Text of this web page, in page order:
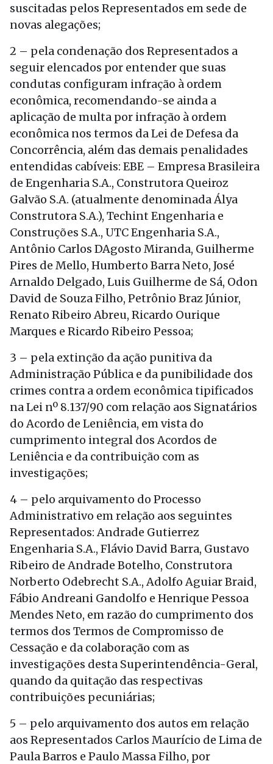
suscitadas pelos Representados em sede de
novas alegações;
2 – pela condenação dos Representados a
seguir elencados por entender que suas
condutas configuram infração à ordem
econômica, recomendando-se ainda a
aplicação de multa por infração à ordem
econômica nos termos da Lei de Defesa da
Concorrência, além das demais penalidades
entendidas cabíveis: EBE – Empresa Brasileira
de Engenharia S.A., Construtora Queiroz
Galvão S.A. (atualmente denominada Álya
Construtora S.A.), Techint Engenharia e
Construções S.A., UTC Engenharia S.A.,
Antônio Carlos DAgosto Miranda, Guilherme
Pires de Mello, Humberto Barra Neto, José
Arnaldo Delgado, Luis Guilherme de Sá, Odon
David de Souza Filho, Petrônio Braz Júnior,
Renato Ribeiro Abreu, Ricardo Ourique
Marques e Ricardo Ribeiro Pessoa;
3 – pela extinção da ação punitiva da
Administração Pública e da punibilidade dos
crimes contra a ordem econômica tipificados
na Lei nº 8.137/90 com relação aos Signatários
do Acordo de Leniência, em vista do
cumprimento integral dos Acordos de
Leniência e da contribuição com as
investigações;
4 – pelo arquivamento do Processo
Administrativo em relação aos seguintes
Representados: Andrade Gutierrez
Engenharia S.A., Flávio David Barra, Gustavo
Ribeiro de Andrade Botelho, Construtora
Norberto Odebrecht S.A., Adolfo Aguiar Braid,
Fábio Andreani Gandolfo e Henrique Pessoa
Mendes Neto, em razão do cumprimento dos
termos dos Termos de Compromisso de
Cessação e da colaboração com as
investigações desta Superintendência-Geral,
quando da quitação das respectivas
contribuições pecuniárias;
5 – pelo arquivamento dos autos em relação
aos Representados Carlos Maurício de Lima de
Paula Barros e Paulo Massa Filho, por